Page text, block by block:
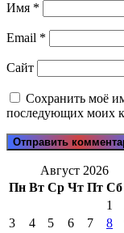
Имя *
Email *
Сайт
Сохранить моё
последующих моих
Август 2026
Пн Вт Ср Чт Пт Сб
1
3
4 5 6 7 8